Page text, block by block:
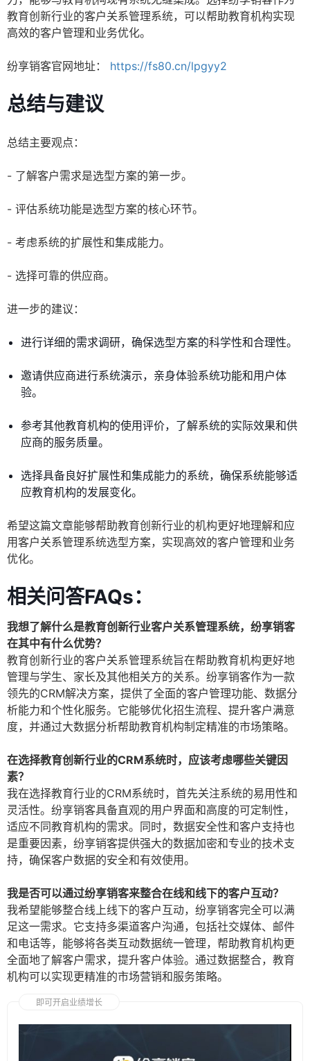
教育创新行业的客户关系管理系统，可以帮助教育机构实现
高效的客户管理和业务优化。
纷享销客官网地址： https://fs80.cn/lpgyy2
总结与建议
总结主要观点：
- 了解客户需求是选型方案的第一步。
- 评估系统功能是选型方案的核心环节。
- 考虑系统的扩展性和集成能力。
- 选择可靠的供应商。
进一步的建议：
进行详细的需求调研，确保选型方案的科学性和合理性。
邀请供应商进行系统演示，亲身体验系统功能和用户体
验。
参考其他教育机构的使用评价，了解系统的实际效果和供
应商的服务质量。
选择具备良好扩展性和集成能力的系统，确保系统能够适
应教育机构的发展变化。
希望这篇文章能够帮助教育创新行业的机构更好地理解和应
用客户关系管理系统选型方案，实现高效的客户管理和业务
优化。
相关问答FAQs：
我想了解什么是教育创新行业客户关系管理系统，纷享销客
在其中有什么优势？
教育创新行业的客户关系管理系统旨在帮助教育机构更好地
管理与学生、家长及其他相关方的关系。纷享销客作为一款
领先的CRM解决方案，提供了全面的客户管理功能、数据分
析能力和个性化服务。它能够优化招生流程、提升客户满意
度，并通过大数据分析帮助教育机构制定精准的市场策略。
在选择教育创新行业的CRM系统时，应该考虑哪些关键因
素？
我在选择教育行业的CRM系统时，首先关注系统的易用性和
灵活性。纷享销客具备直观的用户界面和高度的可定制性，
适应不同教育机构的需求。同时，数据安全性和客户支持也
是重要因素，纷享销客提供强大的数据加密和专业的技术支
持，确保客户数据的安全和有效使用。
我是否可以通过纷享销客来整合在线和线下的客户互动？
我希望能够整合线上线下的客户互动，纷享销客完全可以满
足这一需求。它支持多渠道客户沟通，包括社交媒体、邮件
和电话等，能够将各类互动数据统一管理，帮助教育机构更
全面地了解客户需求，提升客户体验。通过数据整合，教育
机构可以实现更精准的市场营销和服务策略。
即可开启业绩增长